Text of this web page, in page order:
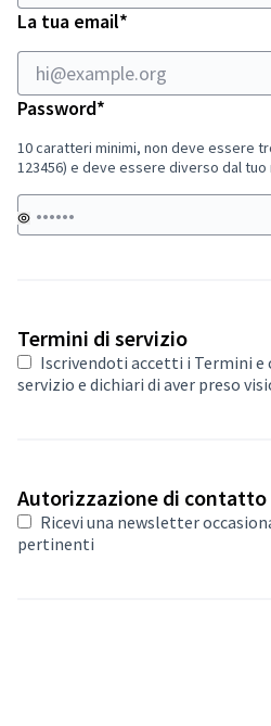
La tua email*
Password*
10 caratteri minimi, non deve essere
123456) e deve essere diverso dal tuo
Termini di servizio
Iscrivendoti accetti i Termini e
servizio e dichiari di aver preso
Autorizzazione di contatto
Ricevi una newsletter
pertinenti